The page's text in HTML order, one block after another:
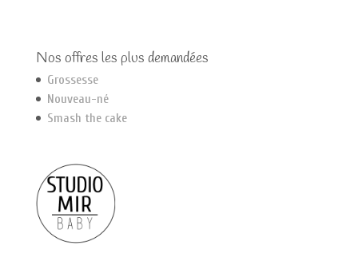
Nos offres les plus demandées
Grossesse
Nouveau-né
Smash the cake